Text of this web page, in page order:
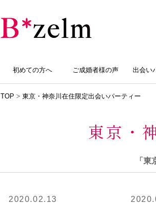
初めての方へ ご成婚者様の声 出会い
TOP > 東京・神奈川在住限定出会いパーティー
東京・
「
2020.02.13